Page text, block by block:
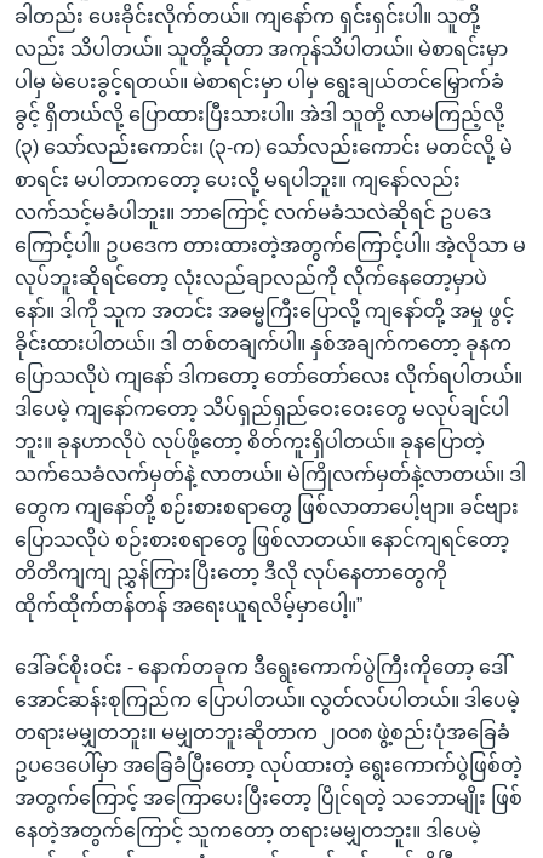
ခါတည်း ပေးခိုင်းလိုက်တယ်။ ကျနော်က ရှင်းရှင်းပါ။ သူတို့
လည်း သိပါတယ်။ သူတို့ဆိုတာ အကုန်သိပါတယ်။ မဲစာရင်းမှာ
ပါမှ မဲပေးခွင့်ရတယ်။ မဲစာရင်းမှာ ပါမှ ရွေးချယ်တင်မြှောက်ခံ
ခွင့် ရှိတယ်လို့ ပြောထားပြီးသားပါ။ အဲဒါ သူတို့ လာမကြည့်လို့
(၃) သော်လည်းကောင်း၊ (၃-က) သော်လည်းကောင်း မတင်လို့ မဲ
စာရင်း မပါတာကတော့ ပေးလို့ မရပါဘူး။ ကျနော်လည်း
လက်သင့်မခံပါဘူး။ ဘာကြောင့် လက်မခံသလဲဆိုရင် ဥပဒေ
ကြောင့်ပါ။ ဥပဒေက တားထားတဲ့အတွက်ကြောင့်ပါ။ အဲ့လိုသာ မ
လုပ်ဘူးဆိုရင်တော့ လုံးလည်ချာလည်ကို လိုက်နေတော့မှာပဲ
နော်။ ဒါကို သူက အတင်း အဓမ္မကြီးပြောလို့ ကျနော်တို့ အမှု ဖွင့်
ခိုင်းထားပါတယ်။ ဒါ တစ်တချက်ပါ။ နှစ်အချက်ကတော့ ခုနက
ပြောသလိုပဲ ကျနော် ဒါကတော့ တော်တော်လေး လိုက်ရပါတယ်။
ဒါပေမဲ့ ကျနော်ကတော့ သိပ်ရှည်ရှည်ဝေးဝေးတွေ မလုပ်ချင်ပါ
ဘူး။ ခုနဟာလိုပဲ လုပ်ဖို့တော့ စိတ်ကူးရှိပါတယ်။ ခုနပြောတဲ့
သက်သေခံလက်မှတ်နဲ့ လာတယ်။ မဲကြိုလက်မှတ်နဲ့လာတယ်။ ဒါ
တွေက ကျနော်တို့ စဉ်းစားစရာတွေ ဖြစ်လာတာပေါ့ဗျာ။ ခင်ဗျား
ပြောသလိုပဲ စဉ်းစားစရာတွေ ဖြစ်လာတယ်။ နောင်ကျရင်တော့
တိတိကျကျ ညွှန်ကြားပြီးတော့ ဒီလို လုပ်နေတာတွေကို
ထိုက်ထိုက်တန်တန် အရေးယူရလိမ့်မှာပေါ့။”
ဒေါ်ခင်စိုးဝင်း - နောက်တခုက ဒီရွေးကောက်ပွဲကြီးကိုတော့ ဒေါ်
အောင်ဆန်းစုကြည်က ပြောပါတယ်။ လွတ်လပ်ပါတယ်။ ဒါပေမဲ့
တရားမမျှတဘူး။ မမျှတဘူးဆိုတာက ၂၀၀၈ ဖွဲ့စည်းပုံအခြေခံ
ဥပဒေပေါ်မှာ အခြေခံပြီးတော့ လုပ်ထားတဲ့ ရွေးကောက်ပွဲဖြစ်တဲ့
အတွက်ကြောင့် အကြောပေးပြီးတော့ ပြိုင်ရတဲ့ သဘောမျိုး ဖြစ်
နေတဲ့အတွက်ကြောင့် သူကတော့ တရားမမျှတဘူး။ ဒါပေမဲ့